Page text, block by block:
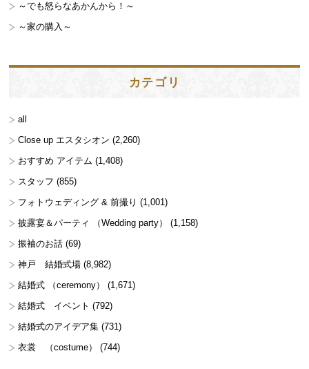
～でも怒らなあかんから！～
～家の購入～
カテゴリ
all
Close up エスタシオン (2,260)
おすすめ アイテム (1,408)
スタッフ (855)
フォトウェディング & 前撮り (1,001)
披露宴＆パーティ （Wedding party）
(1,158)
振袖のお話 (69)
神戸 結婚式場 (8,982)
結婚式 （ceremony）
(1,671)
結婚式 イベント (792)
結婚式のアイデア集 (731)
衣裳 （costume）
(744)